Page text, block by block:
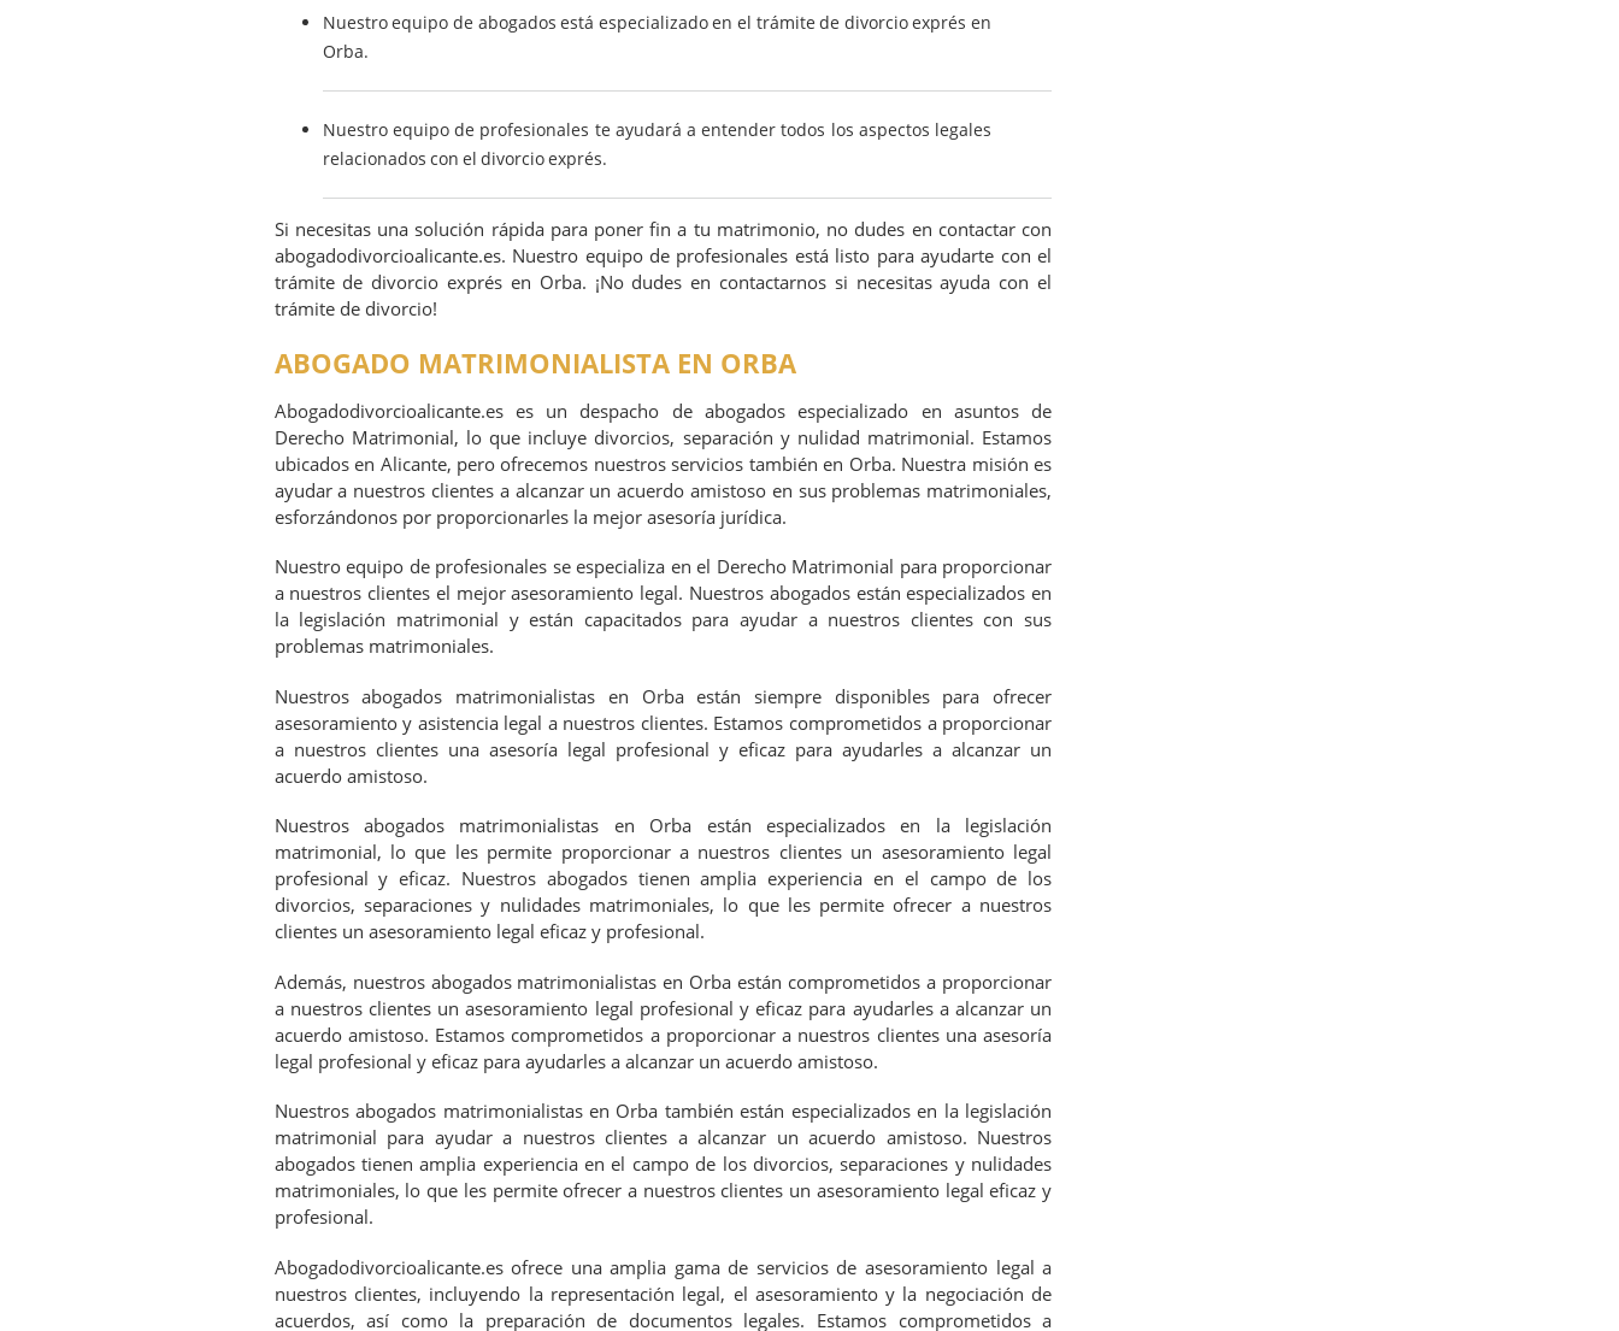
Nuestro equipo de abogados está especializado en el trámite de divorcio exprés en
Orba.
Nuestro equipo de profesionales te ayudará a entender todos los aspectos legales
relacionados con el divorcio exprés.
Si necesitas una solución rápida para poner fin a tu matrimonio, no dudes en contactar con
abogadodivorcioalicante.es. Nuestro equipo de profesionales está listo para ayudarte con el
trámite de divorcio exprés en Orba. ¡No dudes en contactarnos si necesitas ayuda con el
trámite de divorcio!
ABOGADO MATRIMONIALISTA EN ORBA
Abogadodivorcioalicante.es es un despacho de abogados especializado en asuntos de
Derecho Matrimonial, lo que incluye divorcios, separación y nulidad matrimonial. Estamos
ubicados en Alicante, pero ofrecemos nuestros servicios también en Orba. Nuestra misión es
ayudar a nuestros clientes a alcanzar un acuerdo amistoso en sus problemas matrimoniales,
esforzándonos por proporcionarles la mejor asesoría jurídica.
Nuestro equipo de profesionales se especializa en el Derecho Matrimonial para proporcionar
a nuestros clientes el mejor asesoramiento legal. Nuestros abogados están especializados en
la legislación matrimonial y están capacitados para ayudar a nuestros clientes con sus
problemas matrimoniales.
Nuestros abogados matrimonialistas en Orba están siempre disponibles para ofrecer
asesoramiento y asistencia legal a nuestros clientes. Estamos comprometidos a proporcionar
a nuestros clientes una asesoría legal profesional y eficaz para ayudarles a alcanzar un
acuerdo amistoso.
Nuestros abogados matrimonialistas en Orba están especializados en la legislación
matrimonial, lo que les permite proporcionar a nuestros clientes un asesoramiento legal
profesional y eficaz. Nuestros abogados tienen amplia experiencia en el campo de los
divorcios, separaciones y nulidades matrimoniales, lo que les permite ofrecer a nuestros
clientes un asesoramiento legal eficaz y profesional.
Además, nuestros abogados matrimonialistas en Orba están comprometidos a proporcionar
a nuestros clientes un asesoramiento legal profesional y eficaz para ayudarles a alcanzar un
acuerdo amistoso. Estamos comprometidos a proporcionar a nuestros clientes una asesoría
legal profesional y eficaz para ayudarles a alcanzar un acuerdo amistoso.
Nuestros abogados matrimonialistas en Orba también están especializados en la legislación
matrimonial para ayudar a nuestros clientes a alcanzar un acuerdo amistoso. Nuestros
abogados tienen amplia experiencia en el campo de los divorcios, separaciones y nulidades
matrimoniales, lo que les permite ofrecer a nuestros clientes un asesoramiento legal eficaz y
profesional.
Abogadodivorcioalicante.es ofrece una amplia gama de servicios de asesoramiento legal a
nuestros clientes, incluyendo la representación legal, el asesoramiento y la negociación de
acuerdos, así como la preparación de documentos legales. Estamos comprometidos a